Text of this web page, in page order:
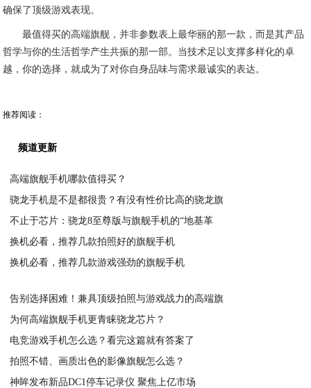
确保了顶级游戏表现。
最值得买的高端旗舰，并非参数表上最华丽的那一款，而是其产品
哲学与你的生活哲学产生共振的那一部。当技术足以支撑多样化的卓
越，你的选择，就成为了对你自身品味与需求最诚实的表达。
推荐阅读：
频道更新
高端旗舰手机哪款值得买？
骁龙手机是不是都很贵？有没有性价比高的骁龙旗
不止于芯片：骁龙8至尊版与旗舰手机的“地基革
换机必看，推荐几款拍照好的旗舰手机
换机必看，推荐几款游戏强劲的旗舰手机
告别选择困难！兼具顶级拍照与游戏战力的高端旗
为何高端旗舰手机更青睐骁龙芯片？
电竞游戏手机怎么选？看完这篇就有答案了
拍照不错、画质出色的影像旗舰怎么选？
神眸发布新品DC1停车记录仪 聚焦上亿市场